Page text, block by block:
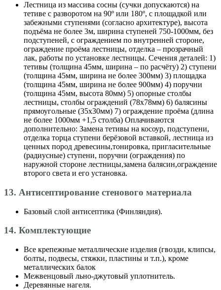
Лестница из массива сосны (сучки допускаются) на
тетиве с разворотом на 90º или 180º, с площадкой или
забежными ступенями (согласно архитектуре), высота
подъёма не более 3м, ширина ступеней 750-1000мм, без
подступеней, с ограждением по внутренней стороне,
ограждение проёма лестницы, отделка – прозрачный
лак, работы по установке лестницы. Сечения деталей: 1)
тетивы (толщина 45мм, ширина – по расчёту) 2) ступени
(толщина 45мм, ширина не более 300мм) 3) площадка
(толщина 45мм, ширина не более 900мм) 4) поручни
(толщина 45мм, высота 80мм) 5) опорные столбы
лестницы, столбы ограждений (78х78мм) 6) балясины
прямоугольные (35х30мм) 7) ограждение проёма (длина
не более 1000мм +1,5 столба) Оплачиваются
дополнительно: Замена тетивы на косоур, подступени,
отделка торца ступени берёзовой вставкой, лестница из
ценных пород древесины,тонировка, пригласительные
(радиусные) ступени, поручни (ограждения) по
наружной стороне лестницы,замена балясин,ограждение
второго света и его установка.
13. Антисептирование стенового материала
Базовый слой антисептика (Финляндия).
14. Комплектующие
Все крепежные металлические изделия (гвозди, клипсы,
болты, подвесы, стяжки, пластины и т.п.), кроме
металлических балок
Межвенцовый льно-джутовый уплотнитель.
Деревянные нагеля.